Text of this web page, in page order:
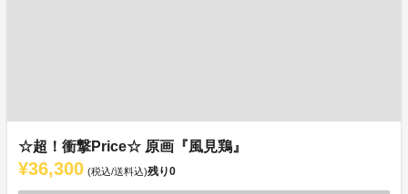
☆超！衝撃Price☆ 原画『風見鶏』
¥36,300 (税込/送料込)残り0